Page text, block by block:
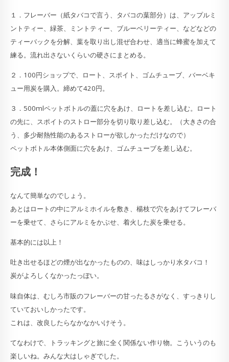
１．フレーバー（紙タバコで言う、タバコの葉部分）は、アップルミ
ントティー、緑茶、ミントティー、ブルーベリーティー、などなどの
ティーバックを分解、葉を取り出し混ぜ合わせ、適当に蜂蜜を加えて
練る。流れ出さないくらいの硬さにまとめる。
２．100円ショップで、ロート、スポイト、ゴムチューブ、バーベキ
ュー用炭を購入。締めて420円。
３．500mlペットボトルの蓋に穴をあけ、ロートを差し込む。ロート
の先に、スポイトのストロー部分を切り取り差し込む。（大きさの合
う、多少耐熱性能のあるストローが欲しかっただけなので）
ペットボトル本体側面に穴をあけ、ゴムチューブを差し込む。
完成！
なんて簡単なのでしょう。
あとはロートの中にアルミホイルを敷き、楊枝で穴をあけてフレーバ
ーを乗せて、さらにアルミをかぶせ、着火した炭を乗せる。
基本的には以上！
吐き出せるほどの煙が出なかったものの、味はしっかり水タバコ！
炭がよろしくなかったっぽい。
味自体は、むしろ市販のフレーバーの甘ったるさがなく、すっきりし
ていておいしかったです。
これは、改良したらなかなかいけそう。
てなわけで、トラッキングと旅に全く関係ない作り物。こういうのも
楽しいね。みんな大はしゃぎでした。